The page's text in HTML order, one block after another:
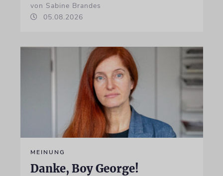
von Sabine Brandes
05.08.2026
MEINUNG
Danke, Boy George!